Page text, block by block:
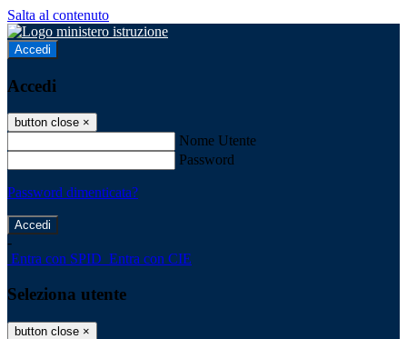
Salta al contenuto
Accedi
Accedi
button close ×
Nome Utente
Password
Password dimenticata?
-
Entra con SPID Entra con CIE
Seleziona utente
button close ×